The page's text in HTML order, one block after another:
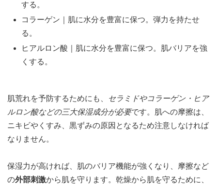
する。
コラーゲン｜肌に水分を豊富に保つ。弾力を持たせ
る。
ヒアルロン酸｜肌に水分を豊富に保つ。肌バリアを強
くする。
肌荒れを予防するためにも、
セラミドやコラーゲン・ヒア
ルロン酸などの三大保湿成分が必要です。肌への摩擦は、
ニキビやくすみ、黒ずみの原因となるため注意しなければ
なりません。
保湿力が高ければ、肌のバリア機能が強くなり、摩擦など
の外部刺激から肌を守ります。乾燥から肌を守るために、